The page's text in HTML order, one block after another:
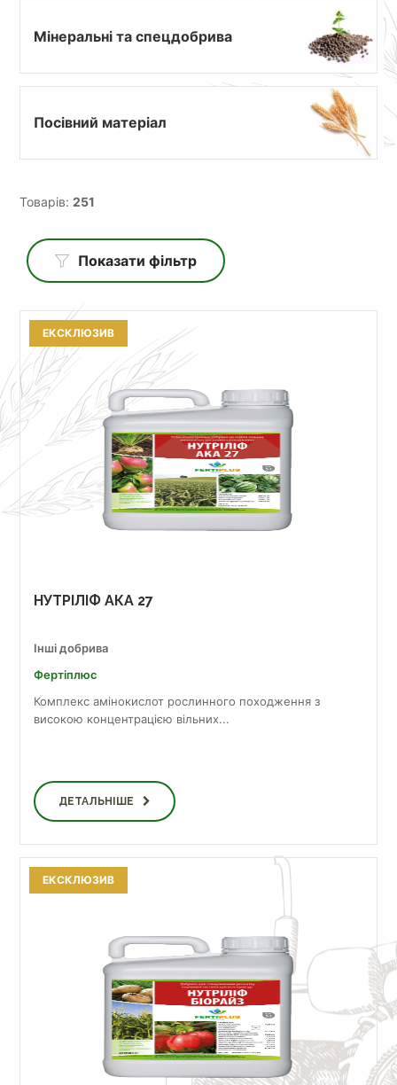
Мінеральні та спецдобрива
Посівний матеріал
Товарів: 251
Показати фільтр
НУТРІЛІФ АКА 27
Інші добрива
Фертіплюс
Комплекс амінокислот рослинного походження з
високою концентрацією вільних...
ДЕТАЛЬНІШЕ
ЕКСКЛЮЗИВ
ЕКСКЛЮЗИВ